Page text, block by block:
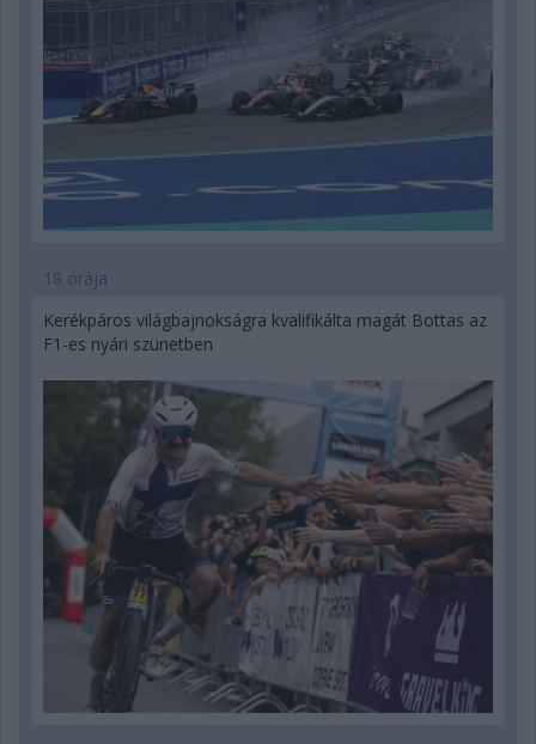
18 órája
Kerékpáros világbajnokságra kvalifikálta magát Bottas az
F1-es nyári szünetben